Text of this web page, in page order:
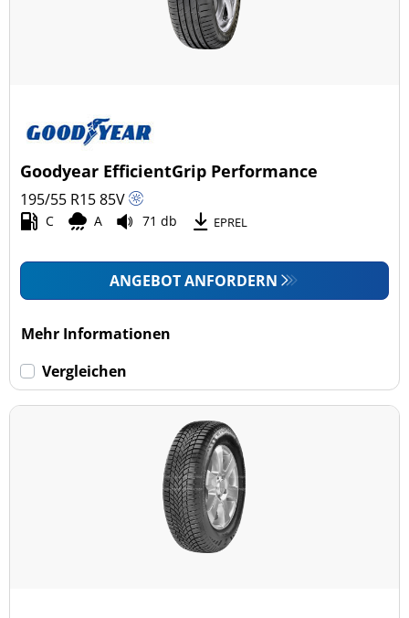
Goodyear EfficientGrip Performance
195/55 R1585V
C A 71 db EPREL
ANGEBOT ANFORDERN
Mehr Informationen
Vergleichen